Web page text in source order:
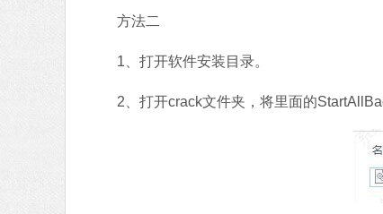
方法二
1、打开软件安装目录。
2、打开crack文件夹，将里面的